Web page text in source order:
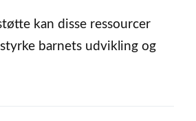
kan disse ressourcer
barnets udvikling og